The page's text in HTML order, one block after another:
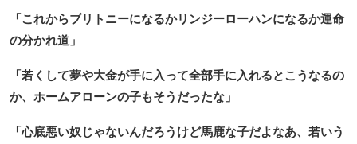
「これからブリトニーになるかリンジーローハンになるか運命
の分かれ道」
「若くして夢や大金が手に入って全部手に入れるとこうなるの
か、ホームアローンの子もそうだったな」
「心底悪い奴じゃないんだろうけど馬鹿な子だよなあ、若いう